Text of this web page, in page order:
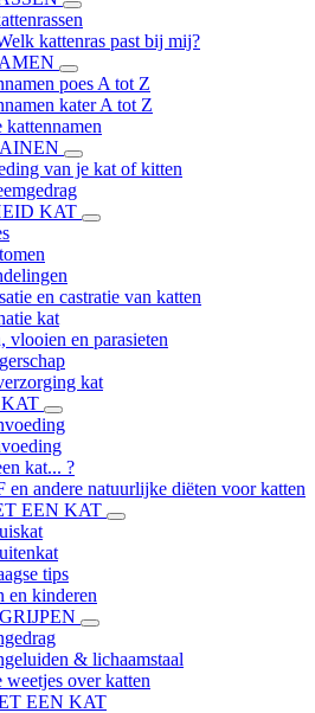
kattenras past bij mij?
poes A tot Z
kater A tot Z
kattennamen
van je kat of kitten
KAT
en castratie van katten
kat
vlooien en parasieten
kat
kat... ?
en andere natuurlijke diëten voor katten
EEN KAT
tips
en kinderen
& lichaamstaal
weetjes over katten
EEN KAT